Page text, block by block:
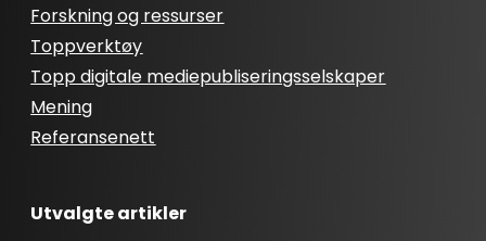
Forskning og ressurser
Toppverktøy
Topp digitale mediepubliseringsselskaper
Mening
Referansenett
Utvalgte artikler